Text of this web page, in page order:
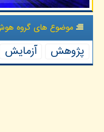
موضوع های گروه
پژوهش آزمایش